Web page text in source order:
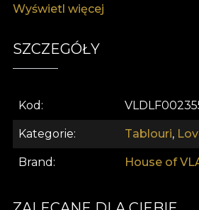
umane. Ideal pentru cei care
pentru acasă.
Wyświetl więcej
SZCZEGÓŁY
Kod
Kategorie Tablouri,
Brand House of